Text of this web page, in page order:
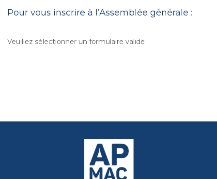
Pour vous inscrire à l’Assemblée générale :
Veuillez sélectionner un formulaire valide